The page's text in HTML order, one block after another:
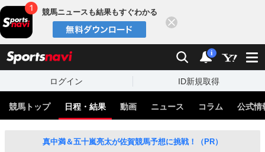
競馬ニュースも結果もすぐわかる
検索 通知
i
ログイン ID新規取得
競馬トップ 日程・結果 動画 ニュース コラム 公式情
真中満＆五十嵐亮太が佐賀競馬予想に挑戦！（PR）